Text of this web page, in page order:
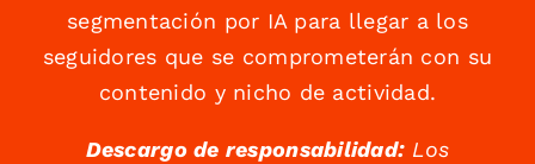
segmentación por IA para llegar a los
seguidores que se comprometerán con su
contenido y nicho de actividad.
Descargo de responsabilidad:Los